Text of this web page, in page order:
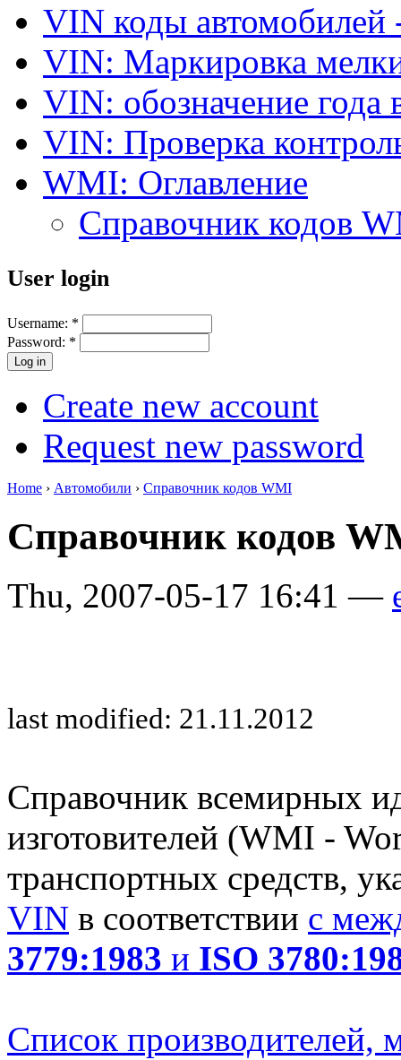
VIN коды автомобилей
VIN: Маркировка
VIN: обозначение года
VIN: Проверка
WMI: Оглавление
Справочник кодов
User login
Username: *
Password: *
Create new account
Request new password
Home › Автомобили › Справочник кодов WMI
Справочник кодов
Thu, 2007-05-17 16:41 —
last modified: 21.11.2012
Справочник всемирных
изготовителей (WMI -
транспортных средств,
VIN в соответствии с
3779:1983 и ISO
Список производителей,